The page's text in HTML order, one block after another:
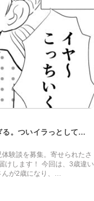
る。ついイラっとして…
験談を募集。寄せられたさ
けします！ 今回は、3歳違い
んが2歳になり、…